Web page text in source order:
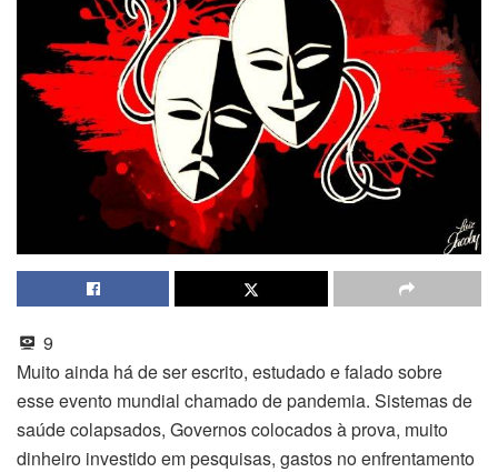
9
Muito ainda há de ser escrito, estudado e falado sobre
esse evento mundial chamado de pandemia. Sistemas de
saúde colapsados, Governos colocados à prova, muito
dinheiro investido em pesquisas, gastos no enfrentamento